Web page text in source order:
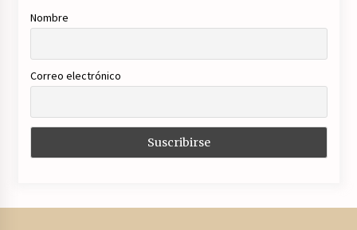
Nombre
Correo electrónico